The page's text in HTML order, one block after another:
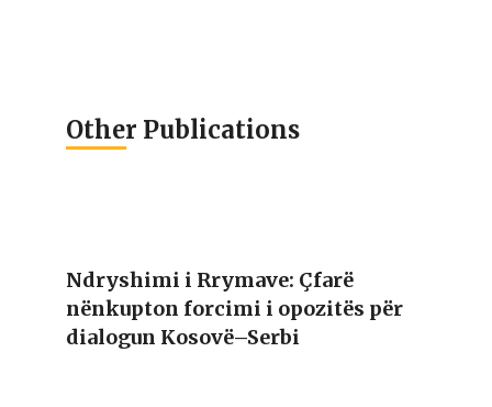
Other Publications
Ndryshimi i Rrymave: Çfarë
nënkupton forcimi i opozitës për
dialogun Kosovë–Serbi